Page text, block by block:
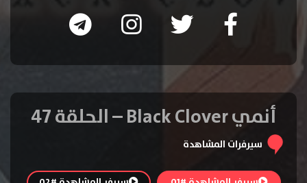
أنمي Black Clover – الحلقة 47
سيرفرات المشاهدة